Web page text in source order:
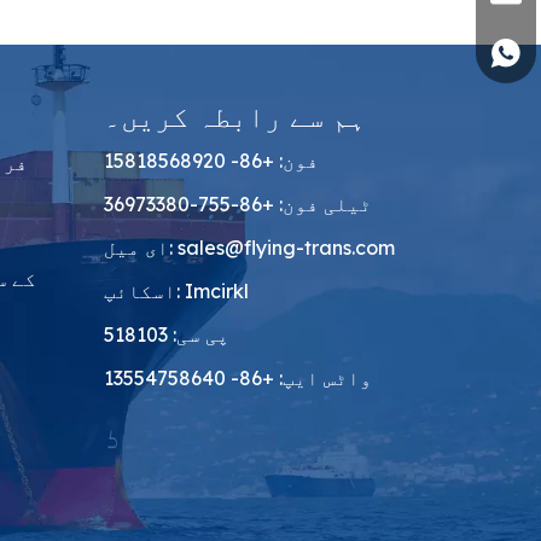
ہم سے رابطہ کریں۔
فون: +86- 15818568920
ٹیلی فون: +86-755-36973380
ای میل: sales@flying-trans.com
اسکائپ: Imcirkl
پی سی: 518103
واٹس ایپ: +86- 13554758640
+86